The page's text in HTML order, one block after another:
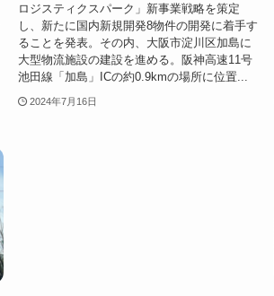
ロジスティクスパーク」新事業戦略を策定
し、新たに国内新規開発8物件の開発に着手す
ることを発表。その内、大阪市淀川区加島に
大型物流施設の建設を進める。阪神高速11号
池田線「加島」ICの約0.9kmの場所に位置...
2024年7月16日